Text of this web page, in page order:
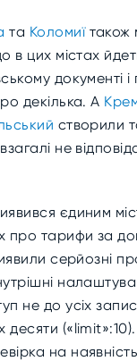
та Коломиїтакож
в цих містах
документі
декілька. А
створили
не
єдиним
про тарифи за
серйозні
не до усіх
на наявність